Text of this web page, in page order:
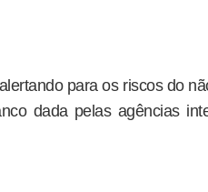
para os riscos do
dada pelas agências